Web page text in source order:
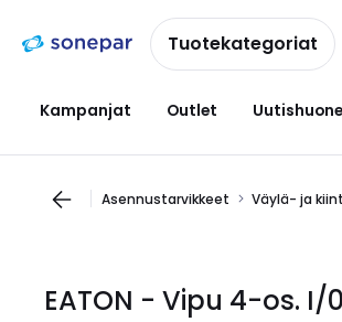
navigointiinsisältöönTuotekategoriat
Kampanjat Outlet Uutishuone
Asennustarvikkeet Väylä- ja
EATON - Vipu 4-os. I/